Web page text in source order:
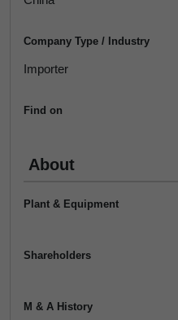
Company Type / Industry
Importer
Find on
About
Plant & Equipment
Shareholders
M & A History